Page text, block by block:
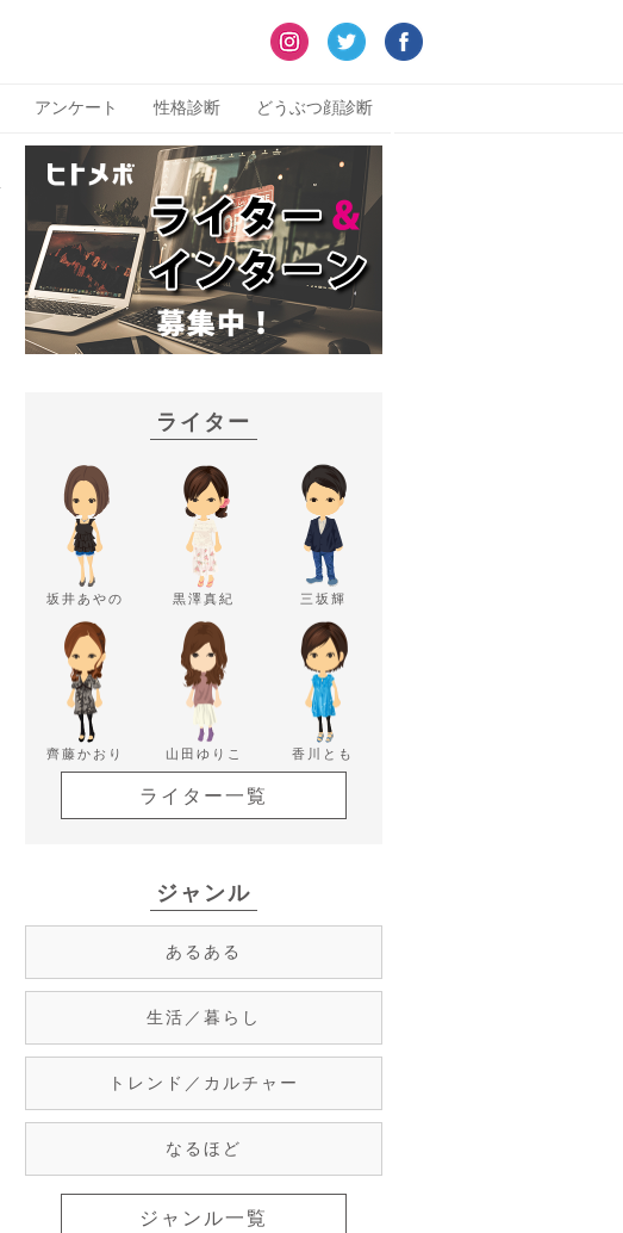
アンケート 性格診断 どうぶつ顔診断
ライター
坂井あやの 黒澤真紀 三坂輝
齊藤かおり 山田ゆりこ 香川とも
ライター一覧
ジャンル
あるある
生活／暮らし
トレンド／カルチャー
なるほど
ジャンル一覧